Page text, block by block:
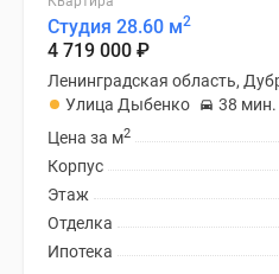
Студия 28.60 м2
4 719 000 ₽
Улица Дыбенко
38 мин.
Цена за м2
Корпус
Этаж
Отделка
Ипотека